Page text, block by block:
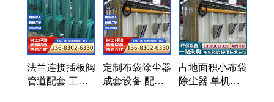
法兰连接插板阀
管道配套 工业
定制布袋除尘器
成套设备 配件
占地面积小布袋
除尘器 单机脉